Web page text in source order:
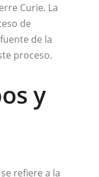
Curie. La
de
de la
proceso.
y
refiere a la